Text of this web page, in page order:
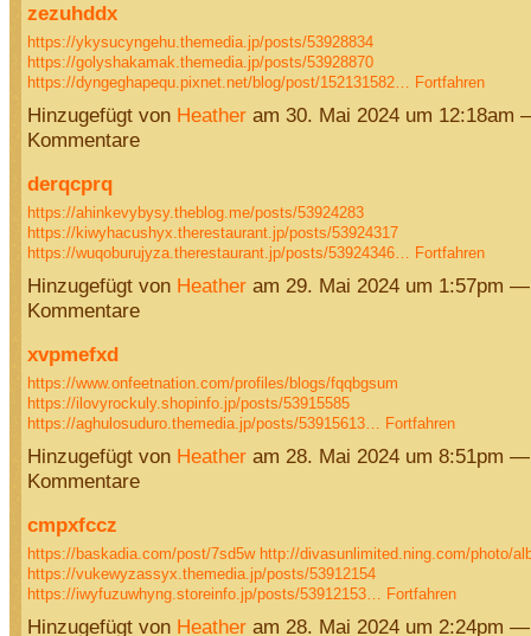
zezuhddx
https://ykysucyngehu.themedia.jp/posts/53928834
https://golyshakamak.themedia.jp/posts/53928870
https://dyngeghapequ.pixnet.net/blog/post/152131582… Fortfahren
Hinzugefügt von Heatheram 30. Mai 2024 um 12:18am
Kommentare
derqcprq
https://ahinkevybysy.theblog.me/posts/53924283
https://kiwyhacushyx.therestaurant.jp/posts/53924317
https://wuqoburujyza.therestaurant.jp/posts/53924346… Fortfahren
Hinzugefügt von Heatheram 29. Mai 2024 um 1:57pm
Kommentare
xvpmefxd
https://www.onfeetnation.com/profiles/blogs/fqqbgsum
https://ilovyrockuly.shopinfo.jp/posts/53915585
https://aghulosuduro.themedia.jp/posts/53915613… Fortfahren
Hinzugefügt von Heatheram 28. Mai 2024 um 8:51pm
Kommentare
cmpxfccz
https://baskadia.com/post/7sd5w http://divasunlimited.ning.com/photo/
https://vukewyzassyx.themedia.jp/posts/53912154
https://iwyfuzuwhyng.storeinfo.jp/posts/53912153… Fortfahren
Hinzugefügt von Heatheram 28. Mai 2024 um 2:24pm